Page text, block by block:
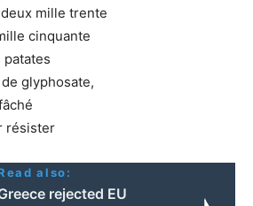
mille trente
cinquante
patates
glyphosate,
résister
also:
rejected EU